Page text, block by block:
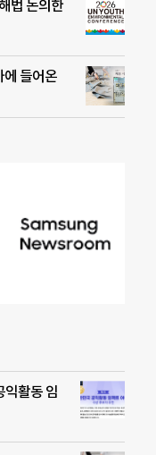
법 논의한
들어온
익활동 임